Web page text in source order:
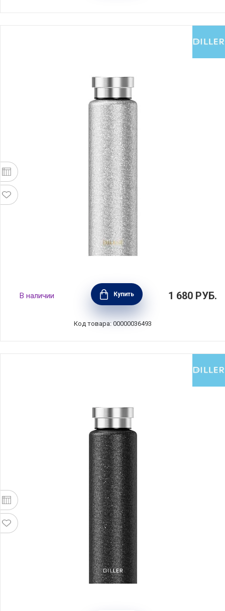
Термобутылка объем 750 мл, цвет
серебристый, нержавеющая сталь, Diller,
D9578-750_silver
В наличии Купить 1 680 РУБ.
Код товара: 00000036493